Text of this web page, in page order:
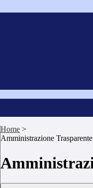
Home >
Amministrazione Trasparente